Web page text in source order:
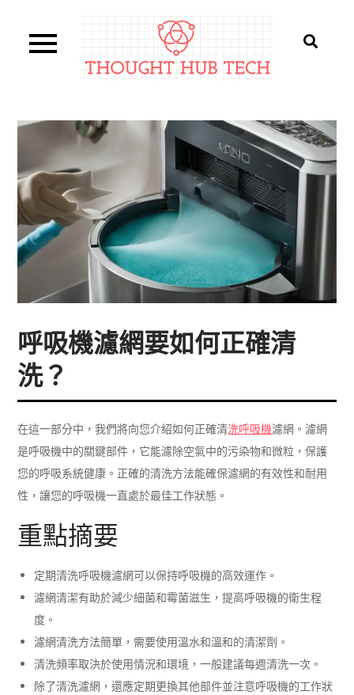
content
呼吸機濾網要如何正確清
洗？
在這一部分中，我們將向您介紹如何正確清洗呼吸機濾網。濾網
是呼吸機中的關鍵部件，它能濾除空氣中的污染物和微粒，保護
您的呼吸系統健康。正確的清洗方法能確保濾網的有效性和耐用
性，讓您的呼吸機一直處於最佳工作狀態。
重點摘要
定期清洗呼吸機濾網可以保持呼吸機的高效運作。
濾網清潔有助於減少細菌和霉菌滋生，提高呼吸機的衛生程
度。
濾網清洗方法簡單，需要使用溫水和溫和的清潔劑。
清洗頻率取決於使用情況和環境，一般建議每週清洗一次。
除了清洗濾網，還應定期更換其他部件並注意呼吸機的工作狀